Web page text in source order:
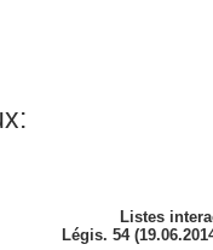
Listes
Légis. 54